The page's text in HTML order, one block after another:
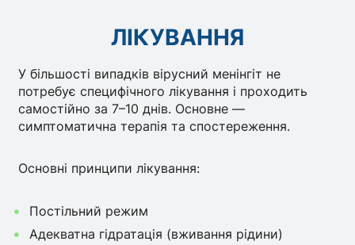
ЛІКУВАННЯ
У більшості випадків вірусний менінгіт не
потребує специфічного лікування і проходить
самостійно за 7–10 днів. Основне —
симптоматична терапія та спостереження.
Основні принципи лікування:
Постільний режим
Адекватна гідратація (вживання рідини)